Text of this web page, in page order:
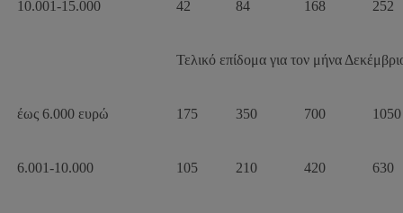
10.001-15.000 42 84 168 252
Τελικό επίδομα για τον μήνα
έως 6.000 ευρώ 175 350 700 1050
6.001-10.000 105 210 420 630